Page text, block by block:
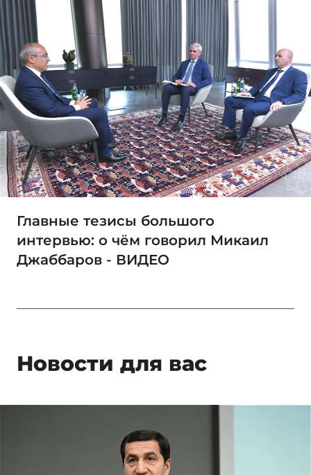
Главные тезисы большого
интервью: о чём говорил Микаил
Джаббаров - ВИДЕО
Новости для вас